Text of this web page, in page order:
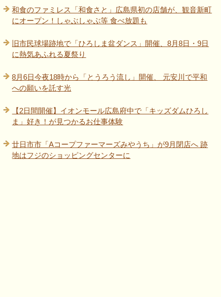
和食のファミレス「和食さと」広島県初の店舗が、観音新町
にオープン！しゃぶしゃぶ等 食べ放題も
旧市民球場跡地で「ひろしま盆ダンス」開催、8月8日・9日
に熱気あふれる夏祭り
8月6日今夜18時から「とうろう流し」開催、 元安川で平和
への願いを託す光
【2日間開催】イオンモール広島府中で「キッズダムひろし
ま」好き！が見つかるお仕事体験
廿日市市「Aコープファーマーズみやうち」が9月閉店へ 跡
地はフジのショッピングセンターに